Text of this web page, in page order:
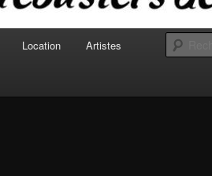
Location Artistes